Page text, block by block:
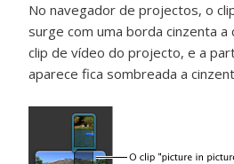
No navegador de projectos, o
surge com uma borda cinzenta
clip de vídeo do projecto, e a
aparece fica sombreada a